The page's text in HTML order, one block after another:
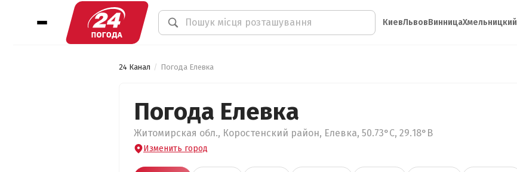
КиевЛьвовВинницаХмельницкий
24 Канал Погода Елевка
Погода Елевка
Житомирская обл., Коростенский район, Елевка, 50.73°С, 29.18°В
Изменить город